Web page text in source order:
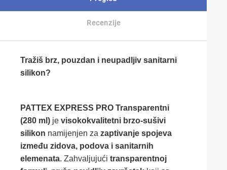
Recenzije
Tražiš brz, pouzdan i neupadljiv sanitarni
silikon?
PATTEX EXPRESS PRO Transparentni
(280 ml) je visokokvalitetni brzo-sušivi
silikon namijenjen za zaptivanje spojeva
između zidova, podova i sanitarnih
elemenata. Zahvaljujući transparentnoj